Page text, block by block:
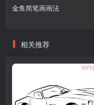
金鱼简笔画画法
相关推荐